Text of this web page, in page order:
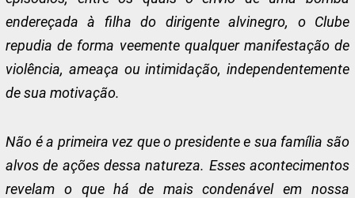
endereçada à filha do dirigente alvinegro, o Clube
repudia de forma veemente qualquer manifestação de
violência, ameaça ou intimidação, independentemente
de sua motivação.
Não é a primeira vez que o presidente e sua família são
alvos de ações dessa natureza. Esses acontecimentos
revelam o que há de mais condenável em nossa